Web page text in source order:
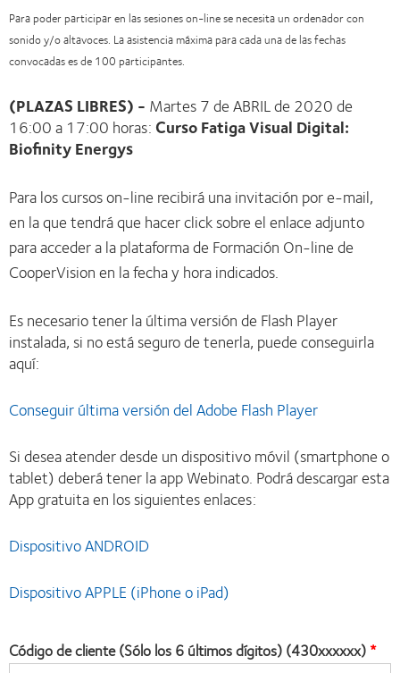
Para poder participar en las sesiones on-line se necesita un ordenador con
sonido y/o altavoces. La asistencia máxima para cada una de las fechas
convocadas es de 100 participantes.
(PLAZAS LIBRES) - Martes 7 de ABRIL de 2020 de
16:00 a 17:00 horas:Curso Fatiga Visual Digital:
Biofinity Energys
Para los cursos on-line recibirá una invitación por e-mail,
en la que tendrá que hacer click sobre el enlace adjunto
para acceder a la plataforma de Formación On-line de
CooperVision en la fecha y hora indicados.
Es necesario tener la última versión de Flash Player
instalada, si no está seguro de tenerla, puede conseguirla
aquí:
Conseguir última versión del Adobe Flash Player
Si desea atender desde un dispositivo móvil (smartphone o
tablet) deberá tener la app Webinato. Podrá descargar esta
App gratuita en los siguientes enlaces:
Dispositivo ANDROID
Dispositivo APPLE (iPhone o iPad)
Código de cliente (Sólo los 6 últimos dígitos) (430xxxxxx)